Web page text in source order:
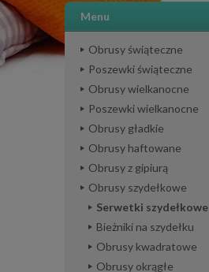
Menu
Obrusy świąteczne
Poszewki świąteczne
Obrusy wielkanocne
Poszewki wielkanocne
Obrusy gładkie
Obrusy haftowane
Obrusy z gipiurą
Obrusy szydełkowe
Serwetki szydełkowe
Bieżniki na szydełku
Obrusy kwadratowe
Obrusy okrągłe